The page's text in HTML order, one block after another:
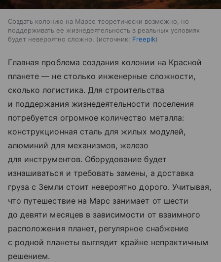
Создать колонию на Марсе теоретически возможно, но
поддерживать ее жизнедеятельность в реальных условиях
будет невероятно сложно.
источник: Freepik
Главная проблема создания колонии на Красной
планете — не столько инженерные сложности,
сколько логистика. Для строительства
и поддержания жизнедеятельности поселения
потребуется огромное количество металла:
конструкционная сталь для жилых модулей,
алюминий для механизмов, железо
для инструментов. Оборудование будет
изнашиваться и требовать замены, а доставка
груза с Земли стоит невероятно дорого. Учитывая,
что путешествие на Марс занимает от шести
до девяти месяцев в зависимости от взаимного
расположения планет, регулярное снабжение
с родной планеты выглядит крайне непрактичным
решением.